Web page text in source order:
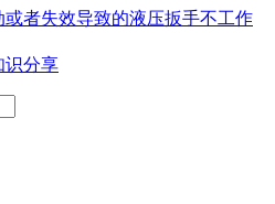
或者失效导致的液压扳手不工作
识分享